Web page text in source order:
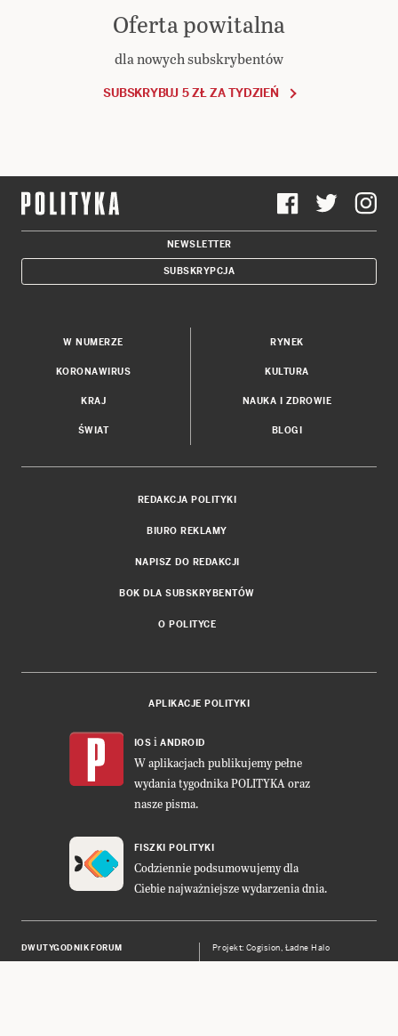
Oferta powitalna
dla nowych subskrybentów
SUBSKRYBUJ 5 ZŁ ZA TYDZIEŃ
NEWSLETTER
SUBSKRYPCJA
W NUMERZE
KORONAWIRUS
KRAJ
ŚWIAT
RYNEK
KULTURA
NAUKA I ZDROWIE
BLOGI
REDAKCJA POLITYKI
BIURO REKLAMY
NAPISZ DO REDAKCJI
BOK DLA SUBSKRYBENTÓW
O POLITYCE
APLIKACJE POLITYKI
IOS i ANDROID
W aplikacjach publikujemy pełne
wydania tygodnika POLITYKA oraz
nasze pisma.
FISZKI POLITYKI
Codziennie podsumowujemy dla
Ciebie najważniejsze wydarzenia dnia.
DWUTYGODNIK FORUM Projekt:Cogision, Ładne Halo